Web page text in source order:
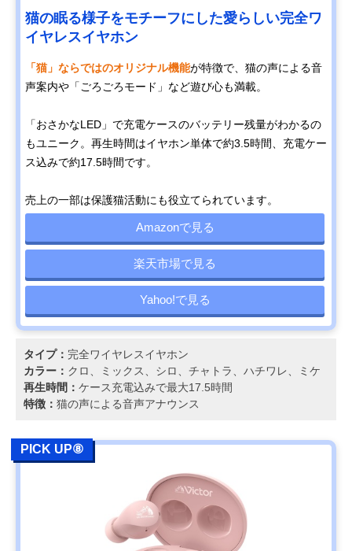
猫の眠る様子をモチーフにした愛らしい完全ワ
イヤレスイヤホン
「猫」ならではのオリジナル機能が特徴で、猫の声による音
声案内や「ごろごろモード」など遊び心も満載。
「おさかなLED」で充電ケースのバッテリー残量がわかるの
もユニーク。再生時間はイヤホン単体で約3.5時間、充電ケー
ス込みで約17.5時間です。
売上の一部は保護猫活動にも役立てられています。
Amazonで見る
楽天市場で見る
Yahoo!で見る
タイプ： 完全ワイヤレスイヤホン
カラー： クロ、ミックス、シロ、チャトラ、ハチワレ、ミケ
再生時間： ケース充電込みで最大17.5時間
特徴： 猫の声による音声アナウンス
PICK UP⑧